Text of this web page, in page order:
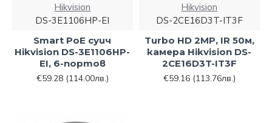
Hikvision
DS-3E1106HP-EI
Smart PoE суич
Hikvision DS-3E1106HP-
EI, 6-портов
€59.28 (114.00лв.)
Hikvision
DS-2CE16D3T-IT3F
Turbo HD 2MP, IR 50м,
камера Hikvision DS-
2CE16D3T-IT3F
€59.16 (113.76лв.)